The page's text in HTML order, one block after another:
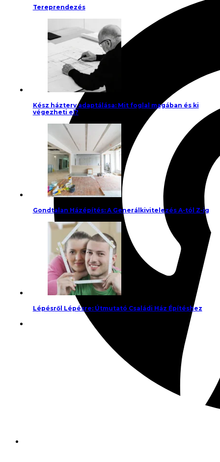
Tereprendezés
Kész házterv adaptálása: Mit foglal magában és ki
végezheti el?
Gondtalan Házépítés: A Generálkivitelezés A-tól Z-ig
Lépésről Lépésre: Útmutató Családi Ház Építéshez